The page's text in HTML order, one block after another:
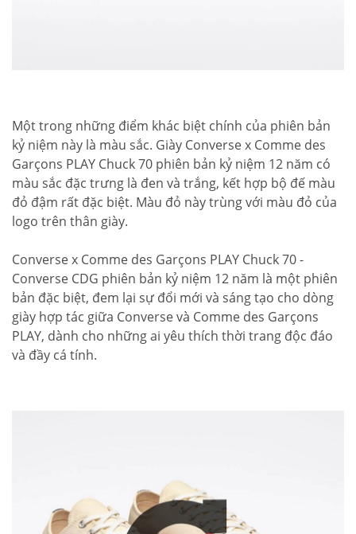
Một trong những điểm khác biệt chính của phiên bản
kỷ niệm này là màu sắc. Giày Converse x Comme des
Garçons PLAY Chuck 70 phiên bản kỷ niệm 12 năm có
màu sắc đặc trưng là đen và trắng, kết hợp bộ đế màu
đỏ đậm rất đặc biệt. Màu đỏ này trùng với màu đỏ của
logo trên thân giày.
Converse x Comme des Garçons PLAY Chuck 70 -
Converse CDG phiên bản kỷ niệm 12 năm là một phiên
bản đặc biệt, đem lại sự đổi mới và sáng tạo cho dòng
giày hợp tác giữa Converse và Comme des Garçons
PLAY, dành cho những ai yêu thích thời trang độc đáo
và đầy cá tính.